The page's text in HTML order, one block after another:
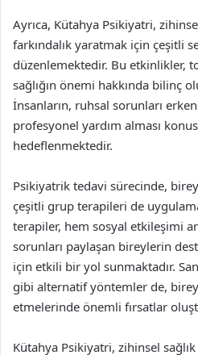
Ayrıca, Kütahya Psikiyatri,
farkındalık yaratmak için çeşitli
düzenlemektedir. Bu etkinlikler,
sağlığın önemi hakkında bilinç
İnsanların, ruhsal sorunları
profesyonel yardım alması
hedeflenmektedir.
Psikiyatrik tedavi sürecinde,
çeşitli grup terapileri de
terapiler, hem sosyal etkileşimi
sorunları paylaşan bireylerin
için etkili bir yol sunmaktadır.
gibi alternatif yöntemler de,
etmelerinde önemli fırsatlar
Kütahya Psikiyatri, zihinsel